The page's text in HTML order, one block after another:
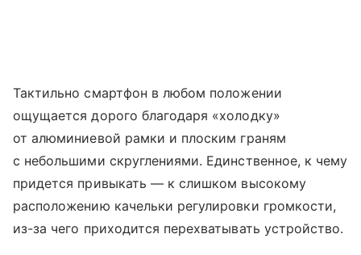
Тактильно смартфон в любом положении
ощущается дорого благодаря «холодку»
от алюминиевой рамки и плоским граням
с небольшими скруглениями. Единственное, к чему
придется привыкать — к слишком высокому
расположению качельки регулировки громкости,
из-за чего приходится перехватывать устройство.